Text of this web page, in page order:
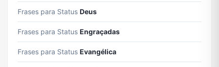
Frases para Status Deus
Frases para Status Engraçadas
Frases para Status Evangélica